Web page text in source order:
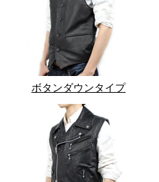
ボタンダウンタイプ